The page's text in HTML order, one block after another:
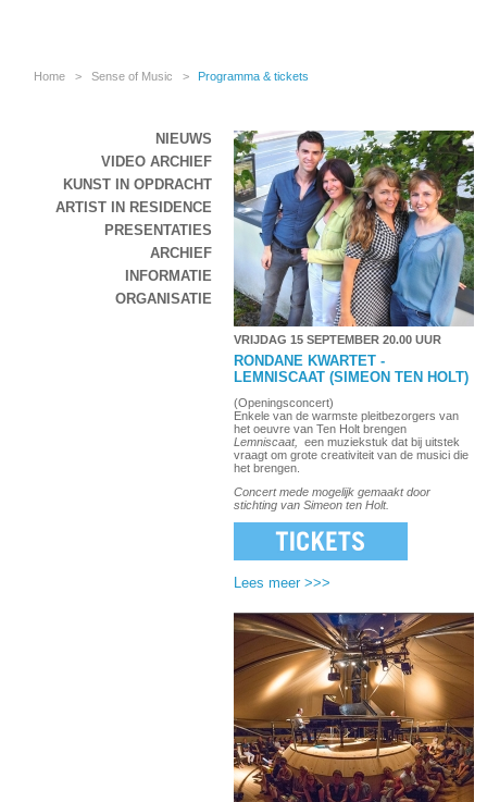
Home > Sense of Music > Programma & tickets
NIEUWS
VIDEO ARCHIEF
KUNST IN OPDRACHT
ARTIST IN RESIDENCE
PRESENTATIES
ARCHIEF
INFORMATIE
ORGANISATIE
VRIJDAG 15 SEPTEMBER 20.00 UUR
RONDANE KWARTET -
LEMNISCAAT (SIMEON TEN HOLT)
(Openingsconcert)
Enkele van de warmste pleitbezorgers van
het oeuvre van Ten Holt brengen
Lemniscaat,
een muziekstuk dat bij uitstek
vraagt om grote creativiteit van de musici die
het brengen.
Concert mede mogelijk gemaakt door
stichting van Simeon ten Holt.
Lees meer >>>